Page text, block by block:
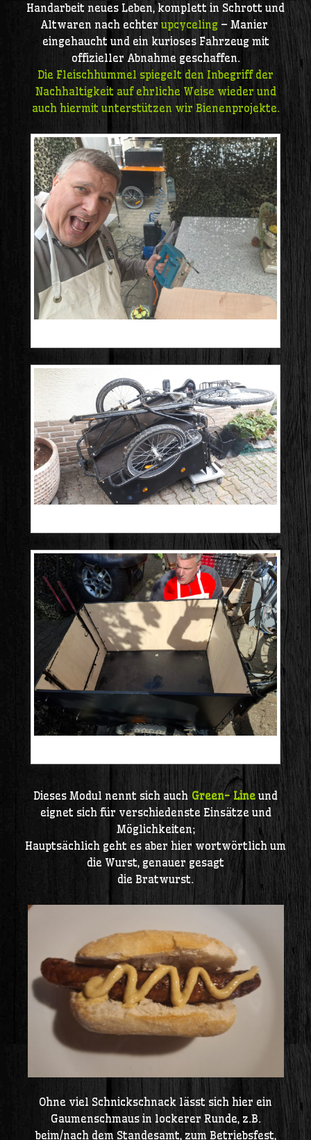
Handarbeit neues Leben, komplett in Schrott und
Altwaren nach echter upcyceling– Manier
eingehaucht und ein kurioses Fahrzeug mit
offizieller Abnahme geschaffen.
Die Fleischhummel spiegelt den Inbegriff der
Nachhaltigkeit auf ehrliche Weise wieder und
auch hiermit unterstützen wir Bienenprojekte.
Dieses Modul nennt sich auch Green- Line und
eignet sich für verschiedenste Einsätze und
Möglichkeiten;
Hauptsächlich geht es aber hier wortwörtlich um
die Wurst, genauer gesagt
die Bratwurst.
Ohne viel Schnickschnack lässt sich hier ein
Gaumenschmaus in lockerer Runde, z.B.
beim/nach dem Standesamt, zum Betriebsfest,